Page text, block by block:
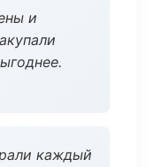
и
каждый